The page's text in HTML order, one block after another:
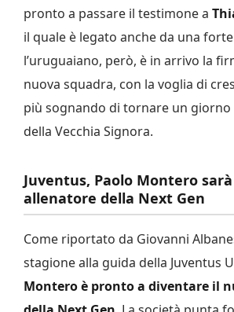
pronto a passare il testimone a
il quale è legato anche da una
l’uruguaiano, però, è in arrivo la
nuova squadra, con la voglia di
più sognando di tornare un giorno
della Vecchia Signora.
Juventus, Paolo Montero
allenatore della Next Gen
Come riportato da Giovanni
stagione alla guida della Juventus
Montero è pronto a diventare il